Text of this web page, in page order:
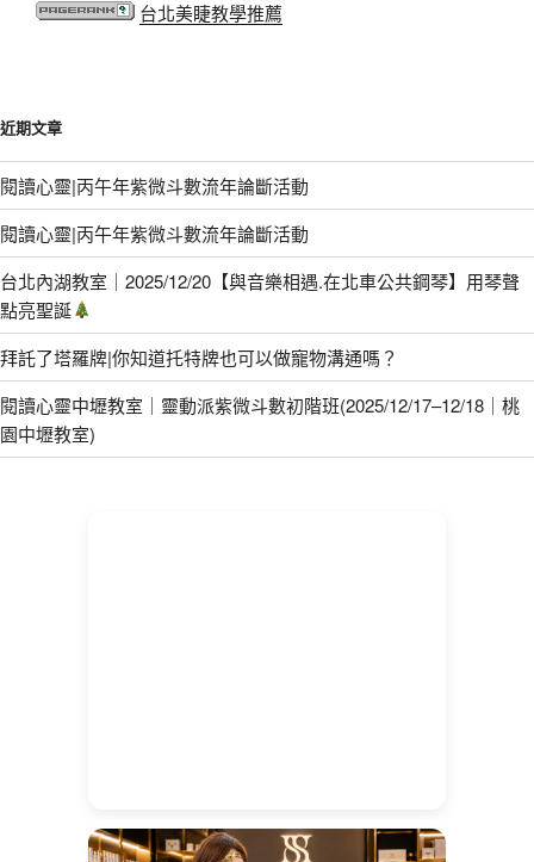
台北美睫教學推薦
近期文章
閱讀心靈|丙午年紫微斗數流年論斷活動
閱讀心靈|丙午年紫微斗數流年論斷活動
台北內湖教室｜2025/12/20【與音樂相遇.在北車公共鋼琴】用琴聲
點亮聖誕
拜託了塔羅牌|你知道托特牌也可以做寵物溝通嗎？
閱讀心靈中壢教室｜靈動派紫微斗數初階班(2025/12/17–12/18｜桃
園中壢教室)